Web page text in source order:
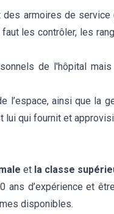
des armoires de service
les contrôler, les
de l'hôpital
l’espace, ainsi que la
lui qui fournit et
et la classe
d’expérience et
disponibles.